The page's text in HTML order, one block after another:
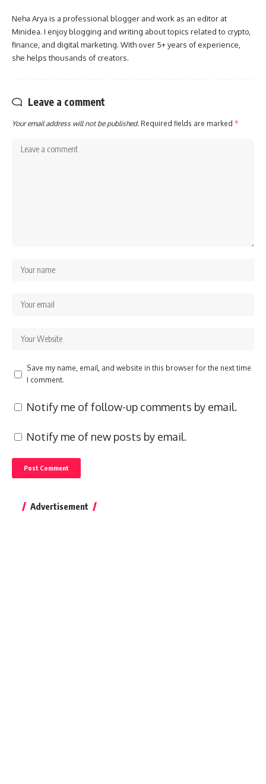
Neha Arya is a professional blogger and work as an editor at
Minidea. I enjoy blogging and writing about topics related to crypto,
finance, and digital marketing. With over 5+ years of experience,
she helps thousands of creators.
Leave a comment
Your email address will not be published. Required fields are marked *
Save my name, email, and website in this browser for the next time
I comment.
Notify me of follow-up comments by email.
Notify me of new posts by email.
Advertisement